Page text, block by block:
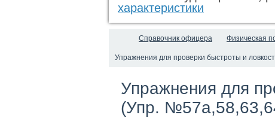
характеристики
Справочник офицера Физическая
Упражнения для проверки быстроты и
Упражнения для
(Упр.